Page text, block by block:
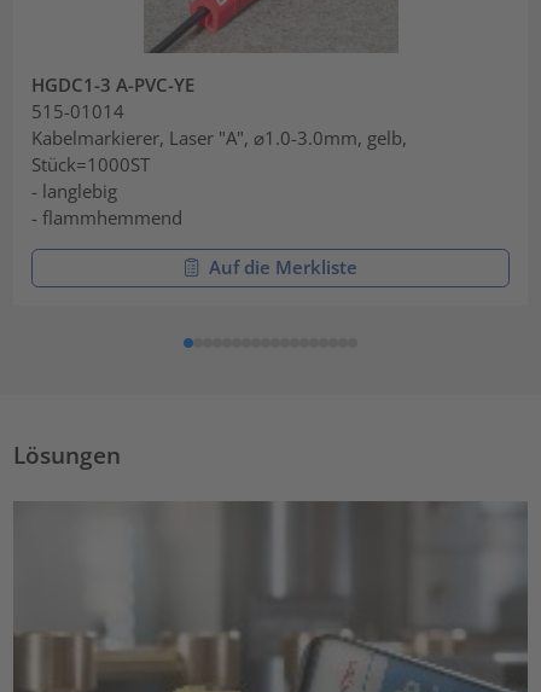
HGDC1-3 A-PVC-YE
515-01014
Kabelmarkierer, Laser "A", ⌀1.0-3.0mm, gelb,
Stück=1000ST
- langlebig
- flammhemmend
Auf die Merkliste
Lösungen